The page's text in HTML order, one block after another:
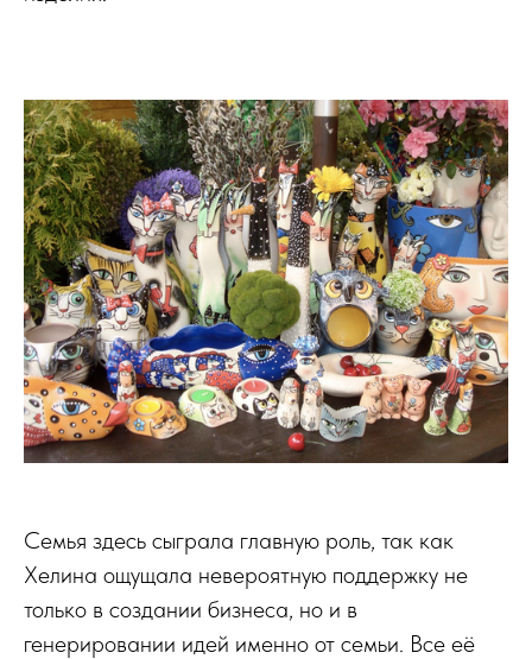
Семья здесь сыграла главную роль, так как
Хелина ощущала невероятную поддержку не
только в создании бизнеса, но и в
генерировании идей именно от семьи. Все её